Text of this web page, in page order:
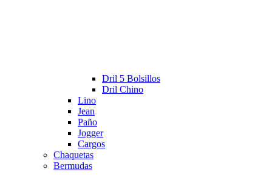
Dril 5 Bolsillos
Dril Chino
Lino
Jean
Paño
Jogger
Cargos
Chaquetas
Bermudas